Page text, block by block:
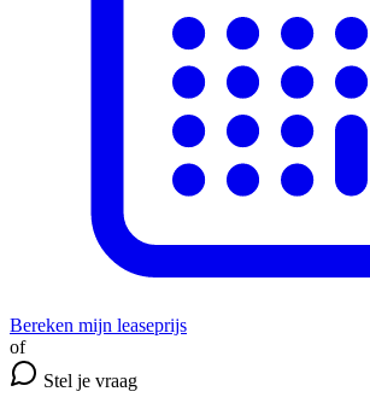
Bereken mijn leaseprijs
of
Stel je vraag